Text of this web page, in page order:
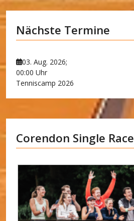
Nächste Termine
03. Aug. 2026;
00:00 Uhr
Tenniscamp 2026
Corendon Single Race